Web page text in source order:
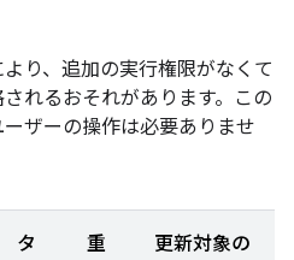
り、追加の実行権限がなくて
れるおそれがあります。この
ザーの操作は必要ありませ
タ
重
更新対象の